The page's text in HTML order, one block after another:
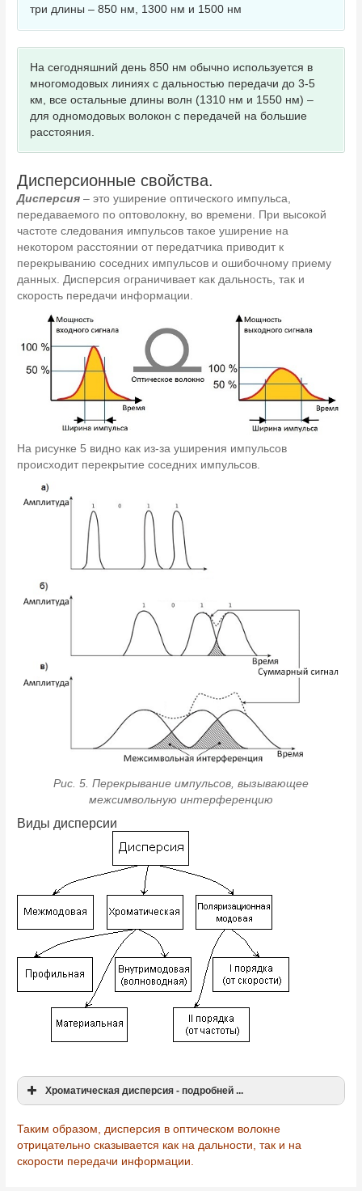
три длины – 850 нм, 1300 нм и 1500 нм
На сегодняшний день 850 нм обычно используется в
многомодовых линиях с дальностью передачи до 3-5
км, все остальные длины волн (1310 нм и 1550 нм) –
для одномодовых волокон с передачей на большие
расстояния.
Дисперсионные свойства.
Дисперсия – это уширение оптического импульса,
передаваемого по оптоволокну, во времени. При высокой
частоте следования импульсов такое уширение на
некотором расстоянии от передатчика приводит к
перекрыванию соседних импульсов и ошибочному приему
данных. Дисперсия ограничивает как дальность, так и
скорость передачи информации.
На рисунке 5 видно как из-за уширения импульсов
происходит перекрытие соседних импульсов.
Рис. 5. Перекрывание импульсов, вызывающее
межсимвольную интерференцию
Виды дисперсии
Хроматическая дисперсия - подробней ...
Таким образом, дисперсия в оптическом волокне
отрицательно сказывается как на дальности, так и на
скорости передачи информации.